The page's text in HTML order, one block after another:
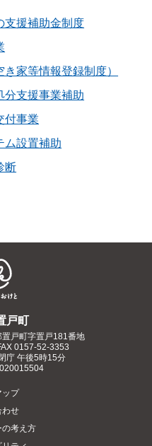
援補助金制度
家等情報登録制度）
分支援事業補助
付事業
ム設置補助
断
戸町
戸町字置戸181番地
0157-52-3353
庁 午後5時15分
ップ
わせ
の考え方